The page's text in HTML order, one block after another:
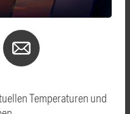
Temperaturen und